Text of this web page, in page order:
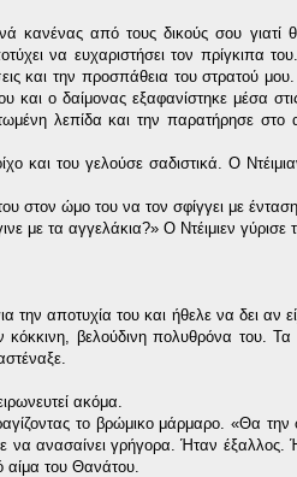
από τους δικούς σου γιατί
να ευχαριστήσει τον πρίγκιπα
και την προσπάθεια του στρατού μου.
ο δαίμονας εξαφανίστηκε μέσα
λεπίδα και την παρατήρησε
και του γελούσε σαδιστικά. Ο
στον ώμο του να τον σφίγγει με ένταση.
με τα αγγελάκια?» Ο Ντέιμιεν γύρισε
την αποτυχία του και ήθελε να δει αν
κόκκινη, βελούδινη πολυθρόνα του.
ακόμα.
το βρώμικο μάρμαρο. «Θα
να ανασαίνει γρήγορα. Ήταν έξαλλος.
αίμα του Θανάτου.